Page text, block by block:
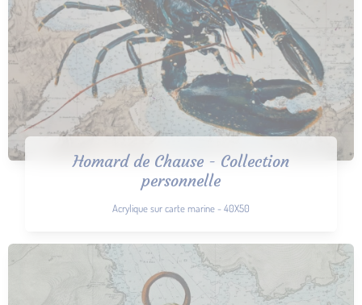
Homard de Chause - Collection
personnelle
Acrylique sur carte marine - 40X50